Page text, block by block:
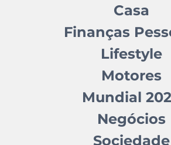
Casa
Finanças
Lifestyle
Motores
Mundial
Negócios
Sociedade